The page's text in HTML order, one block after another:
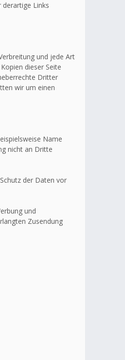
Links
und jede Art
dieser Seite
Dritter
wir um einen
Name
nicht an Dritte
der Daten vor
und
Zusendung